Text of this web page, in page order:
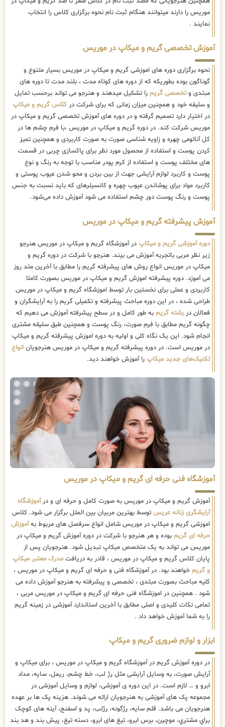
موریس را دارند میتوانند هنگام ثبت نام نحوه برگزاری کلاس را انتخاب
نمایند .
آموزش تخصصی گریم و میکاپ در موریس
نحوه برگزاری دوره های اموزشی گریم و میکاپ در موریس بسیار متنوع و
گوناگون بوده بطوریکه که از دوره های کوتاه مدت ، بلند مدت تا دوره های
مبتدی وتخصصی گریم را تشکیل میدهند و هنرجو می تواند برحسب تمایل
و سلیقه خود و همچنین میزان زمانی که برای شرکت در کلاس گریم و میکاپ
در اختیار دارد تصمیم گرفته و در دوره های آموزش تخصصی گریم و میکاپ در
موریس شرکت کند. در دوره گریم و میکاپ در موریس ،با فرم چشم ها در
کل آناتومی چهره و زاویه شناسی صورت به صورت کاربردی و همچنین تمیز
کردن پوست و استفاده از محصول مورد نظر برای پاکسازی چربی در قسمت
های مختلف پوست و استفاده از کرم پودر مناسب با توجه به رنگ و نوع
پوست و کاربرد لوازم آرایشی جهت از بین بردن و محو شدن عیوب پوستی و
کاربرد مواد برای پوشاندن عیوب چهره و کانسیلرهای که باید نسبت به جنس
پوست و رنگ پوست دور چشم استفاده می شود آموزش داده می‌شود.
آموزش پیشرفته گریم و میکاپ در موریس
دوره آموزشی گریم و میکاپ در آموزشگاه گریم و میکاپ در موریس هنرجو
زیر نظر مربی باتجربه آموزش می بیند. هنرجو با شرکت در دوره گریم و
میکاپ در موریس انواع روش های پیشرفته گریم را مطابق با آخرین متد روز
می آموزد. دوره پیشرفته اموزش گریم و میکاپ در موریس بصورت کاملا
کاربردی و عملی برای نخستین بار توسط اموزشگاه گریم و میکاپ در موریس
طراحی شده ، در این دوره مباحث پیشرفته و تکمیلی گریم را به آرایشگران و
فعالان در رشته گریم به طور کامل و در سطح پیشرفته آموزش می دهیم که
چگونه گریم مطابق با فرم صورت، رنگ پوست و همچنین طبق سلیقه مشتری
انجام شود. این یک نگاه کلی و اولیه به دوره اموزش پیشرفته گریم و میکاپ
در موریس است. در دوره پیشرفته گریم و میکاپ در موریس هنرجویان انواع
تکنیک‌های جدید میکاپ را آموزش خواهند دید.
آموزشگاه فنی حرفه ای گریم و میکاپ در موریس
آموزش گریم و میکاپ در موریس به صورت کامل و حرفه ای و درآموزشگاه
آرایشگری زنانه عریس توسط بهترین مربیان بین الملل برگزار می شود. کلاس
اموزشی گریم و میکاپ در موریس شامل انواع سرفصل های مربوط بهآموزش
حرفه ای گریم بوده و هر هنرجو با شرکت در دوره آموزش گریم و میکاپ در
موریس می تواند به یک متخصص میکاپ تبدیل شود. هنرجویان پس از
پایان کلاس گریم و میکاپ در موریس ، قادر به دریافت مدرک معتبر میکاپ
و گریم خواهند بود. در آموزشگاه فنی و حرفه ای گریم و میکاپ در موریس ،
کلیه مباحث بصورت مبتدی ، تخصصی و پیشرفته به هنرجو آموزش داده می
شود . همچنین در اموزشگاه فنی حرفه ای گریم و میکاپ در موریس مربی ،
تمامی نکات کلیدی و اصلی مطابق با آخرین استاندارد آموزشی در زمینه گریم
را به شما آموزش خواهد داد .
ابزار و لوازم ضروری گریم و میکاپ
در دوره آموزش گریم در آموزشگاه گریم و میکاپ در موریس ، برای میکاپ و
آرایش صورت، به وسایل آرایشی مثل رژ لب، خط چشم، ریمل، سایه، مداد
ابرو و … لازم است. در این دوره ی آموزشی، لوازم و وسایل آموزشی در
مجموعه پک های آموزشی به هنرجویان ارائه می شوند. هزینه پک ها بر عهده
هنرجویان می باشد. قلم سایه، رژگونه، رژلب، پد و اسفنج، آینه های كوچک
براي مشتري، موچین، برس ابرو، تیغ های ابرو، دسته تیغ، پیش بند و هد بند